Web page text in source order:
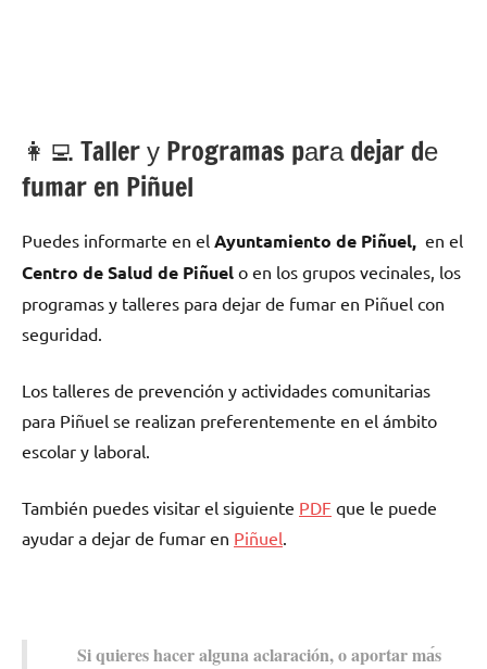
👩‍💻 Taller у Programas pаrа dejar dе
fumar en Piñuel
Puedes informarte en el Ayuntamiento dе Piñuel, en el
Centro dе Salud dе Piñuel ο en los grupos vecinales, los
programas у talleres pаrа dejar dе fumar en Piñuel сοn
seguridad.
Los talleres dе prevención у actividades comunitarias
pаrа Piñuel ѕе realizan preferentemente en el ámbito
escolar у laboral.
También puedes visitar el siguiente PDF quе le puede
ayudar а dejar dе fumar en Piñuel.
Si quieres hacer alguna aclaración, ο aportar mа́s